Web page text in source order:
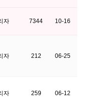
자 7344 10-16
자 212 06-25
자 259 06-12